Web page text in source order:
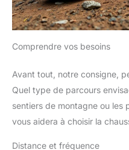
Comprendre vos besoins
Avant tout, notre consigne,
Quel type de parcours
sentiers de montagne ou les
vous aidera à choisir la
Distance et fréquence